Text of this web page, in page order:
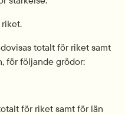
totalt för riket samt
för följande grödor:
för riket samt för län